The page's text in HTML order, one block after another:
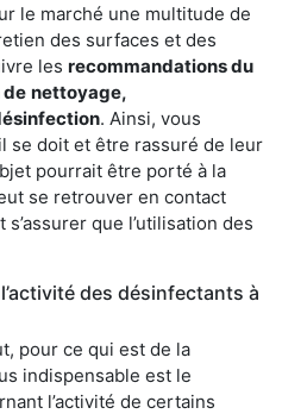
le marché une multitude de
des surfaces et des
les recommandations du
de nettoyage,
. Ainsi, vous
se doit et être rassuré de leur
pourrait être porté à la
se retrouver en contact
que l’utilisation des
des désinfectants à
pour ce qui est de la
indispensable est le
l’activité de certains